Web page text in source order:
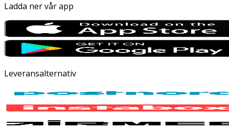
Ladda ner vår app
Leveransalternativ